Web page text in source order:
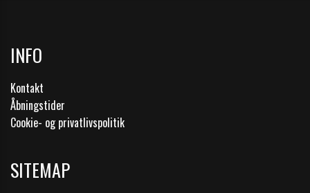
INFO
Kontakt
Åbningstider
Cookie- og privatlivspolitik
SITEMAP